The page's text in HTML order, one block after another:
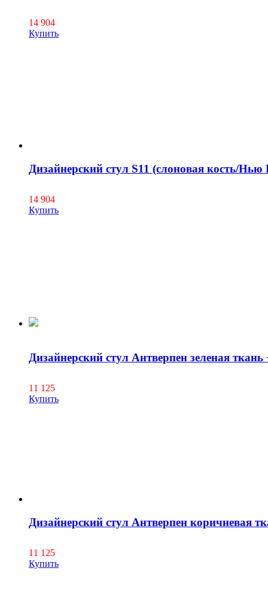
14 904
Купить
Дизайнерский стул S11 (слоновая кость/
14 904
Купить
Дизайнерский стул Антверпен зеленая ткань
11 125
Купить
Дизайнерский стул Антверпен коричневая
11 125
Купить